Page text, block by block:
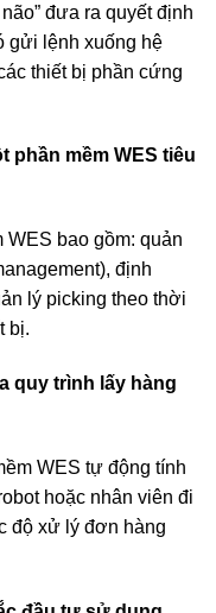
đưa ra quyết định
gửi lệnh xuống hệ
thiết bị phần cứng
phần mềm WES tiêu
WES bao gồm: quản
định
lý picking theo thời
bị.
quy trình lấy hàng
WES tự động tính
hoặc nhân viên đi
độ xử lý đơn hàng